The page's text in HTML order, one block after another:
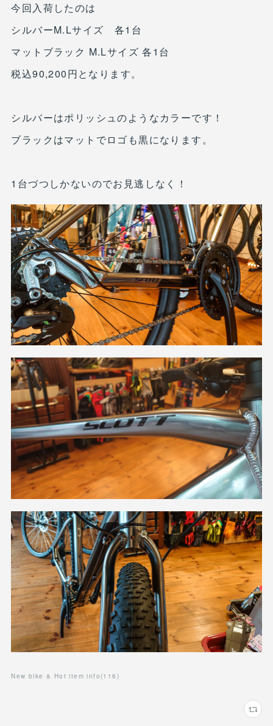
今回入荷したのは
シルバーM.Lサイズ 各1台
マットブラック M.Lサイズ 各1台
税込90,200円となります。
シルバーはポリッシュのようなカラーです！
ブラックはマットでロゴも黒になります。
1台づつしかないのでお見逃しなく！
New bike & Hot item info (116 )